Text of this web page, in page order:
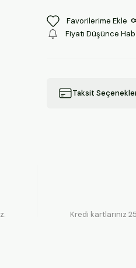
Fiyatı Düşünce
Taksit
Kredi kartlarınız